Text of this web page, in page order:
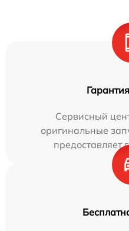
Сервисный
оригинальные
предоставляет